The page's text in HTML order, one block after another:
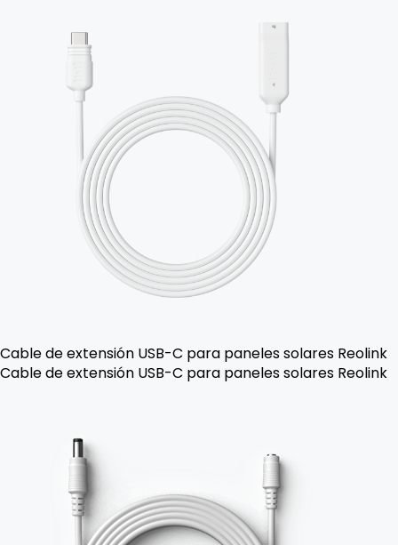
Cable de extensión USB-C para paneles solares Reolink
Cable de extensión USB-C para paneles solares Reolink